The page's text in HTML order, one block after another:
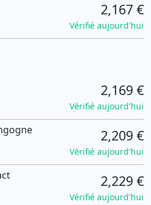
2,167 €
Vérifié aujourd'hui
2,169 €
Vérifié aujourd'hui
2,209 €
Vérifié aujourd'hui
2,229 €
Vérifié aujourd'hui